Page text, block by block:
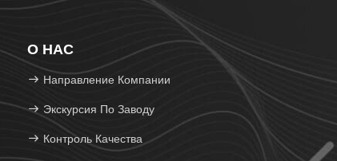
О НАС
Направление Компании
Экскурсия По Заводу
Контроль Качества